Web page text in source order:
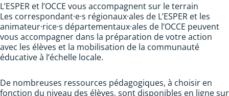
L’ESPER et l’OCCE vous accompagnent sur le terrain
Les correspondant·e·s régionaux·ales de L’ESPER et les
animateur·rice·s départementaux·ales de l’OCCE peuvent
vous accompagner dans la préparation de votre action
avec les élèves et la mobilisation de la communauté
éducative à l’échelle locale.
De nombreuses ressources pédagogiques, à choisir en
fonction du niveau des élèves, sont disponibles en ligne sur